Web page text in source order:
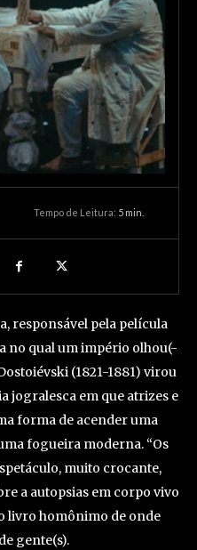
Tempo de Leitura: 5min.
responsável pela película
no qual um império olhou(-
(1821-1881) virou
jogralesca em que atrizes e
forma de acender uma
fogueira moderna. “Os
muito crocante,
a autopsias em corpo vivo
livro homônimo de onde
gente(s).